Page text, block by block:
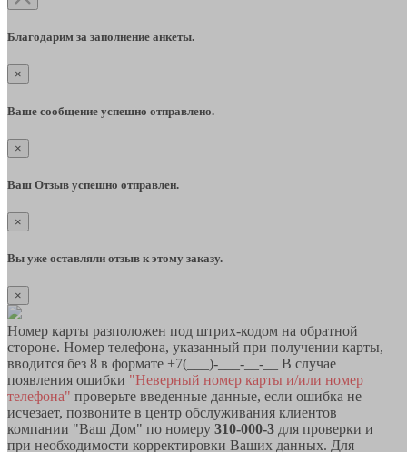
Благодарим за заполнение анкеты.
×
Ваше сообщение успешно отправлено.
×
Ваш Отзыв успешно отправлен.
×
Вы уже оставляли отзыв к этому заказу.
×
Номер карты разположен под штрих-кодом на обратной
стороне. Номер телефона, указанный при получении карты,
вводится без 8 в формате +7(___)-___-__-__ В случае
появления ошибки "Неверный номер карты и/или номер
телефона" проверьте введенные данные, если ошибка не
исчезает, позвоните в центр обслуживания клиентов
компании "Ваш Дом" по номеру 310-000-3 для проверки и
при необходимости корректировки Ваших данных. Для